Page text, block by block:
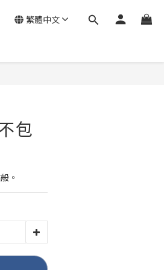
繁體中文
包
。